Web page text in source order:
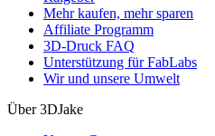
Mehr kaufen, mehr sparen
Affiliate Programm
3D-Druck FAQ
Unterstützung für FabLabs
Wir und unsere Umwelt
Über 3DJake